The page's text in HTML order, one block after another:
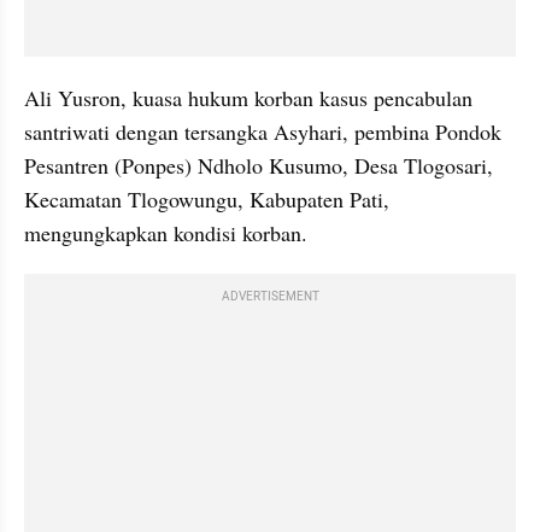
Ali Yusron, kuasa hukum korban kasus pencabulan
santriwati dengan tersangka Asyhari, pembina Pondok
Pesantren (Ponpes) Ndholo Kusumo, Desa Tlogosari,
Kecamatan Tlogowungu, Kabupaten Pati,
mengungkapkan kondisi korban.
ADVERTISEMENT